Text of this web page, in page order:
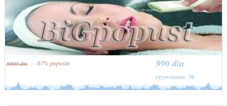
990 din
rezervisane: 70
3000 din · 67% popusta